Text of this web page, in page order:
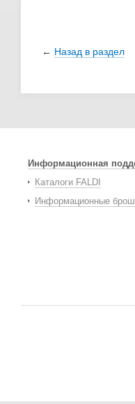
← Назад в раздел
Информационная
Каталоги FALDI
Информационные